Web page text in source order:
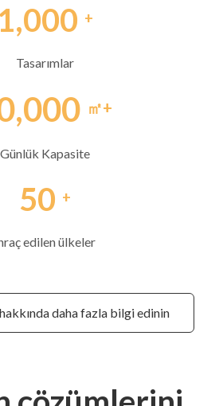
1,000 +
Tasarımlar
㎡+
Günlük Kapasite
50 +
edilen ülkeler
daha fazla bilgi edinin